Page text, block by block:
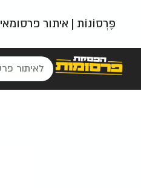
פֶּרְסוֹנוֹת | איתור פרסומאי